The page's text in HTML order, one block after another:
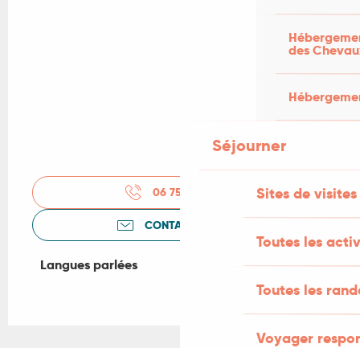
des
Séjourner
Sites de visites
Toutes les
Toutes les
Voyager
06 75 15 00
CONTACTEZ-NOUS
Langues parlées
Langues parlées